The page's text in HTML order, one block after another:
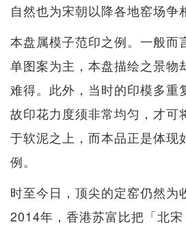
自然也为宋朝以降各地窑场争
本盘属模子范印之例。一般而
单图案为主，本盘描绘之景物
难得。此外，当时的印模多重
故印花力度须非常均匀，才可
于软泥之上，而本品正是体现
例。
时至今日，顶尖的定窑仍然为
2014年，香港苏富比把「北